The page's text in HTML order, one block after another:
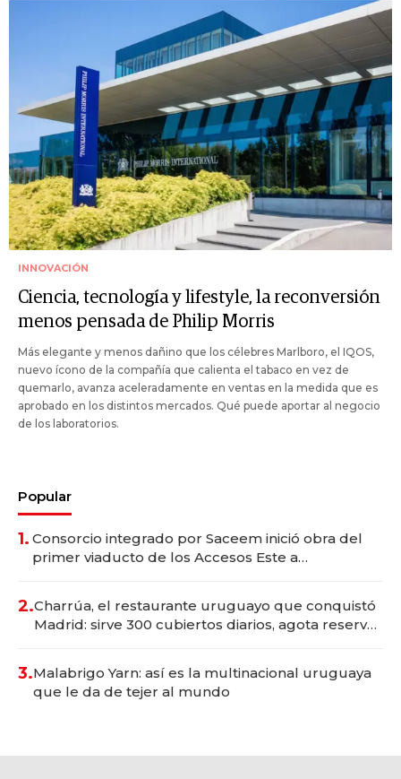
INNOVACIÓN
Ciencia, tecnología y lifestyle, la reconversión
menos pensada de Philip Morris
Más elegante y menos dañino que los célebres Marlboro, el IQOS,
nuevo ícono de la compañía que calienta el tabaco en vez de
quemarlo, avanza aceleradamente en ventas en la medida que es
aprobado en los distintos mercados. Qué puede aportar al negocio
de los laboratorios.
Popular
1. Consorcio integrado por Saceem inició obra del
primer viaducto de los Accesos Este a
2.Charrúa, el restaurante uruguayo que conquistó
Madrid: sirve 300 cubiertos diarios, agota reservas
3.Malabrigo Yarn: así es la multinacional uruguaya
que le da de tejer al mundo